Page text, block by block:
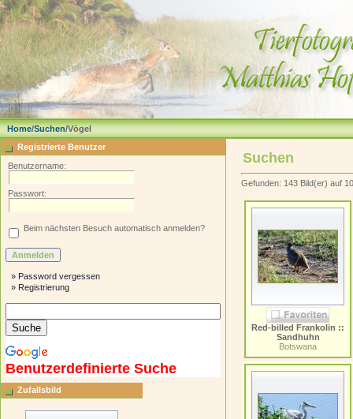
Home/Suchen/Vögel
Registrierte Benutzer
Benutzername:
Passwort:
Beim nächsten Besuch automatisch anmelden?
» Password vergessen
» Registrierung
Benutzerdefinierte Suche
Zufallsbild
Suchen
Gefunden: 143 Bild(er) auf
Red-billed Frankolin ::
Sandhuhn
Botswana